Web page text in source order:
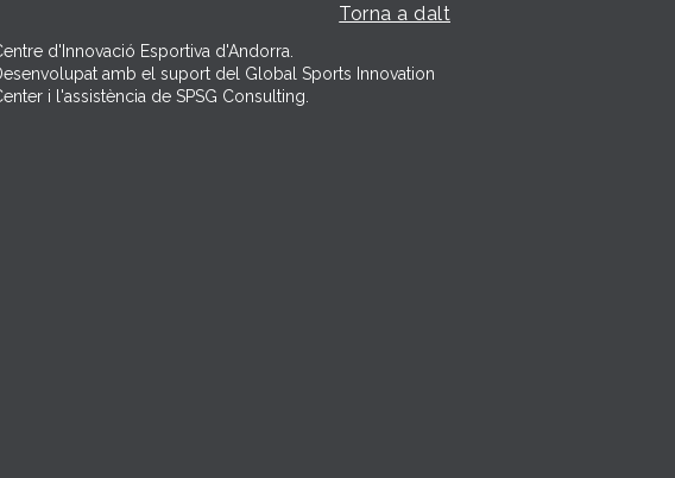
Torna a dalt
d'Innovació Esportiva d'Andorra.
amb el suport del Global Sports Innovation
i l'assistència de SPSG Consulting.